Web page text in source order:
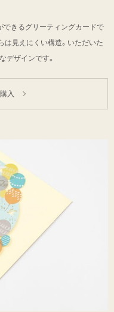
できるグリーティングカードで
は見えにくい構造。いただいた
デザインです。
購入